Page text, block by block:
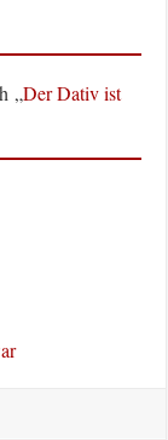
„Der Dativ ist